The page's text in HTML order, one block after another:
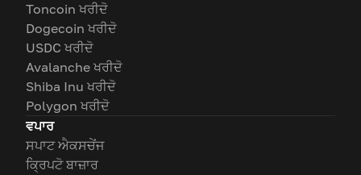
Toncoin ਖਰੀਦੋ
Dogecoin ਖਰੀਦੋ
USDC ਖਰੀਦੋ
Avalanche ਖਰੀਦੋ
Shiba Inu ਖਰੀਦੋ
Polygon ਖਰੀਦੋ
ਵਪਾਰ
ਸਪਾਟ ਐਕਸਚੇਂਜ
ਕ੍ਰਿਪਟੋ ਬਾਜ਼ਾਰ